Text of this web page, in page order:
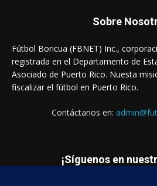
Sobre
Fútbol Boricua (FBNET) Inc.,
registrada en el Departamento de
Asociado de Puerto Rico. Nuesta
fiscalizar el fútbol en Puerto Rico.
Contáctanos en:
¡Síguenos en